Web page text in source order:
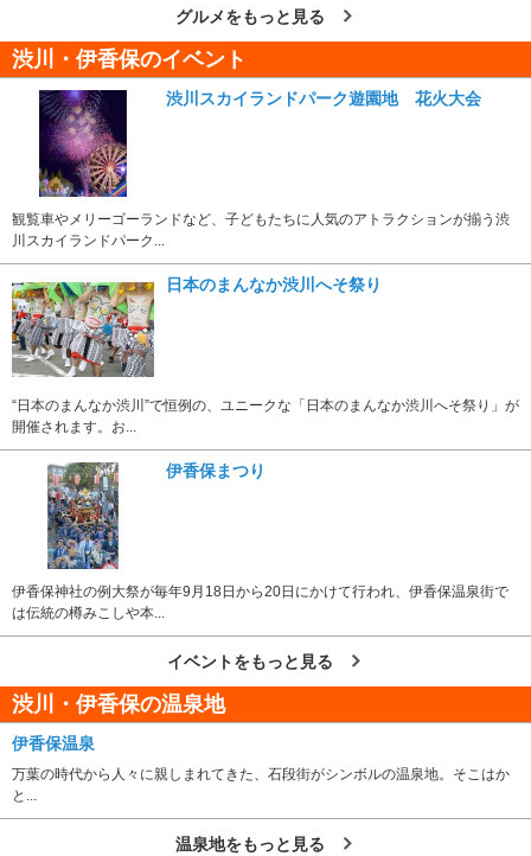
グルメをもっと見る
渋川・伊香保のイベント
渋川スカイランドパーク遊園地 花火大会
観覧車やメリーゴーランドなど、子どもたちに人気のアトラクションが揃う渋
川スカイランドパーク...
日本のまんなか渋川へそ祭り
“日本のまんなか渋川”で恒例の、ユニークな「日本のまんなか渋川へそ祭り」が
開催されます。お...
伊香保まつり
伊香保神社の例大祭が毎年9月18日から20日にかけて行われ、伊香保温泉街で
は伝統の樽みこしや本...
イベントをもっと見る
渋川・伊香保の温泉地
伊香保温泉
万葉の時代から人々に親しまれてきた、石段街がシンボルの温泉地。そこはか
と...
温泉地をもっと見る